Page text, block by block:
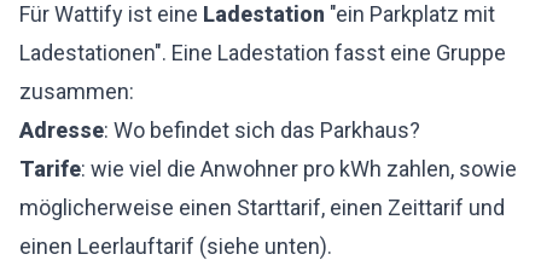
Für Wattify ist eine Ladestation "ein Parkplatz mit
Ladestationen". Eine Ladestation fasst eine Gruppe
zusammen:
Adresse: Wo befindet sich das Parkhaus?
Tarife: wie viel die Anwohner pro kWh zahlen, sowie
möglicherweise einen Starttarif, einen Zeittarif und
einen Leerlauftarif (siehe unten).